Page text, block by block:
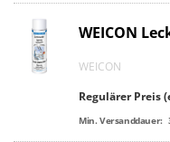
WEICON
WEICON
Regulärer Preis
Min. Versanddauer: